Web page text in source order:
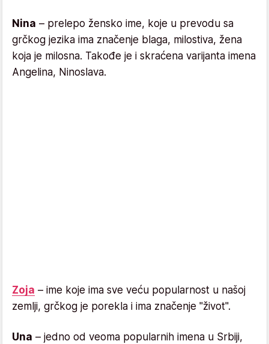
Nina – prelepo žensko ime, koje u prevodu sa
grčkog jezika ima značenje blaga, milostiva, žena
koja je milosna. Takođe je i skraćena varijanta imena
Angelina, Ninoslava.
Zoja – ime koje ima sve veću popularnost u našoj
zemlji, grčkog je porekla i ima značenje "život".
Una – jedno od veoma popularnih imena u Srbiji,